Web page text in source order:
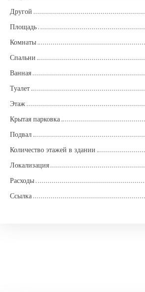
Другой
Площадь
Комнаты
Спальни
Ванная
Туалет
Этаж
Крытая парковка
Подвал
Количество этажей в здании
Локализация
Расходы
Ссылка